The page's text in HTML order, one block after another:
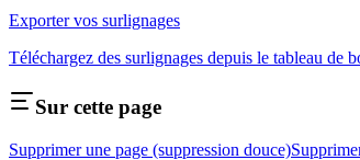
Exporter vos surlignages
Téléchargez des surlignages depuis le tableau
Sur cette page
Supprimer une page (suppression douce)